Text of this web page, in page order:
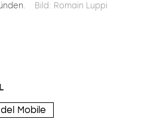
Bild: Romain Luppi
Mobile